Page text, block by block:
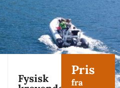
Fysisk
Pris
fra